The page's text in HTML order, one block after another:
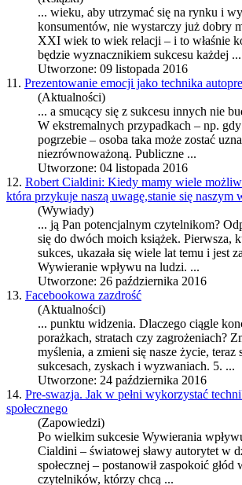
... wieku, aby utrzymać się na rynku i
konsumentów, nie wystarczy już dobry
XXI wiek to wiek relacji – i to właśnie
będzie wyznacznikiem sukcesu każdej ...
Utworzone: 09 listopada 2016
11. Prezentowanie emocji jako technika
(Aktualności)
... a smucący się z sukcesu innych nie
W ekstremalnych przypadkach – np.
pogrzebie – osoba taka może zostać
niezrównoważoną. Publiczne ...
Utworzone: 04 listopada 2016
12. Robert Cialdini: Kiedy mamy wiele
która przykuje naszą uwagę,stanie się naszym
(Wywiady)
... ją Pan potencjalnym czytelnikom?
się do dwóch moich książek. Pierwsza,
sukces, ukazała się wiele lat temu i jest
Wywieranie wpływu na ludzi. ...
Utworzone: 26 października 2016
13. Facebookowa zazdrość
(Aktualności)
... punktu widzenia. Dlaczego ciągle
porażkach, stratach czy zagrożeniach?
myślenia, a zmieni się nasze życie, teraz
sukcesach, zyskach i wyzwaniach. 5. ...
Utworzone: 24 października 2016
14. Pre-swazja. Jak w pełni wykorzystać
społecznego
(Zapowiedzi)
Po wielkim sukcesie Wywierania
Cialdini – światowej sławy autorytet w
społecznej – postanowił zaspokoić
czytelników, którzy chcą ...